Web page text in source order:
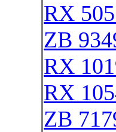
RX
ZB
RX
RX
ZB